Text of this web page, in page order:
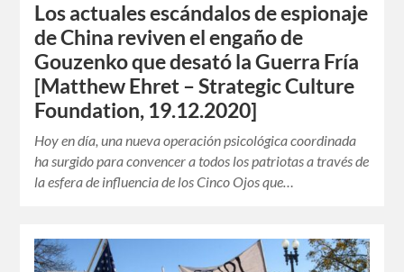
Los actuales escándalos de espionaje
de China reviven el engaño de
Gouzenko que desató la Guerra Fría
[Matthew Ehret – Strategic Culture
Foundation, 19.12.2020]
Hoy en día, una nueva operación psicológica coordinada
ha surgido para convencer a todos los patriotas a través de
la esfera de influencia de los Cinco Ojos que…